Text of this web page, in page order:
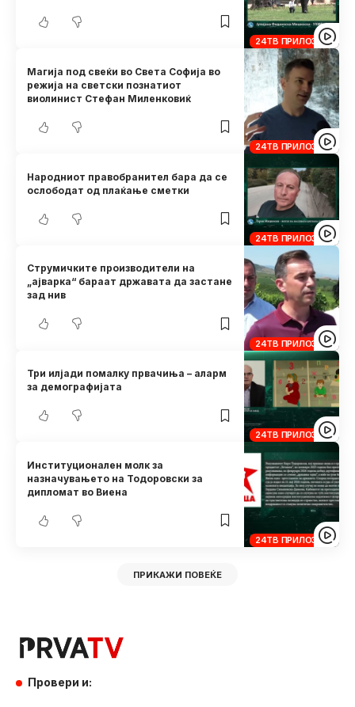
24ТВ ПРИЛОЗИ
24ТВ ПРИЛОЗИ
Магија под свеќи во Света Софија во
режија на светски познатиот
виолинист Стефан Миленковиќ
24ТВ ПРИЛОЗИ
Народниот правобранител бара да се
ослободат од плаќање сметки
24ТВ ПРИЛОЗИ
Струмичките производители на
„ајварка“ бараат државата да застане
зад нив
24ТВ ПРИЛОЗИ
Три илјади помалку првачиња – аларм
за демографијата
24ТВ ПРИЛОЗИ
Институционален молк за
назначувањето на Тодоровски за
дипломат во Виена
ПРИКАЖИ ПОВЕЌЕ
Провери и: